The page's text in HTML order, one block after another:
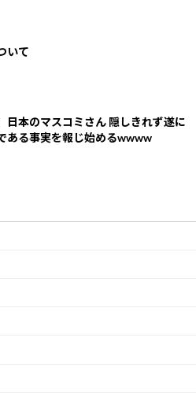
いて
日本のマスコミさん 隠しきれず遂に
ある事実を報じ始めるwwww